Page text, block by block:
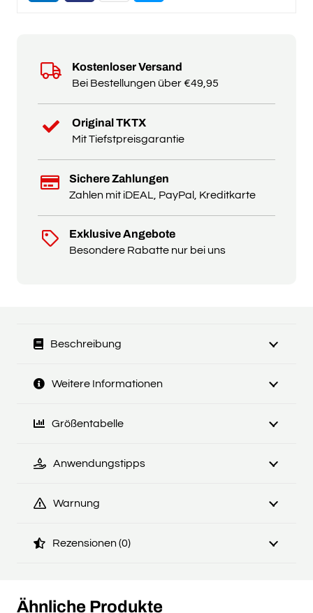
Kostenloser Versand
Bei Bestellungen über €49,95
Original TKTX
Mit Tiefstpreisgarantie
Sichere Zahlungen
Zahlen mit iDEAL, PayPal, Kreditkarte
Exklusive Angebote
Besondere Rabatte nur bei uns
Beschreibung
Weitere Informationen
Größentabelle
Anwendungstipps
Warnung
Rezensionen (0)
Ähnliche Produkte